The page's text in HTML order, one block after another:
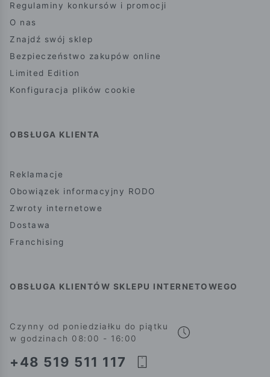
Regulaminy konkursów i promocji
O nas
Znajdź swój sklep
Bezpieczeństwo zakupów online
Limited Edition
Konfiguracja plików cookie
OBSŁUGA KLIENTA
Reklamacje
Obowiązek informacyjny RODO
Zwroty internetowe
Dostawa
Franchising
OBSŁUGA KLIENTÓW SKLEPU INTERNETOWEGO
Czynny od poniedziałku do piątku
w godzinach 08:00 - 16:00
+48 519 511 117